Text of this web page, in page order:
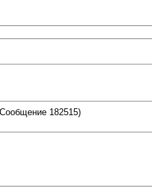
182515)